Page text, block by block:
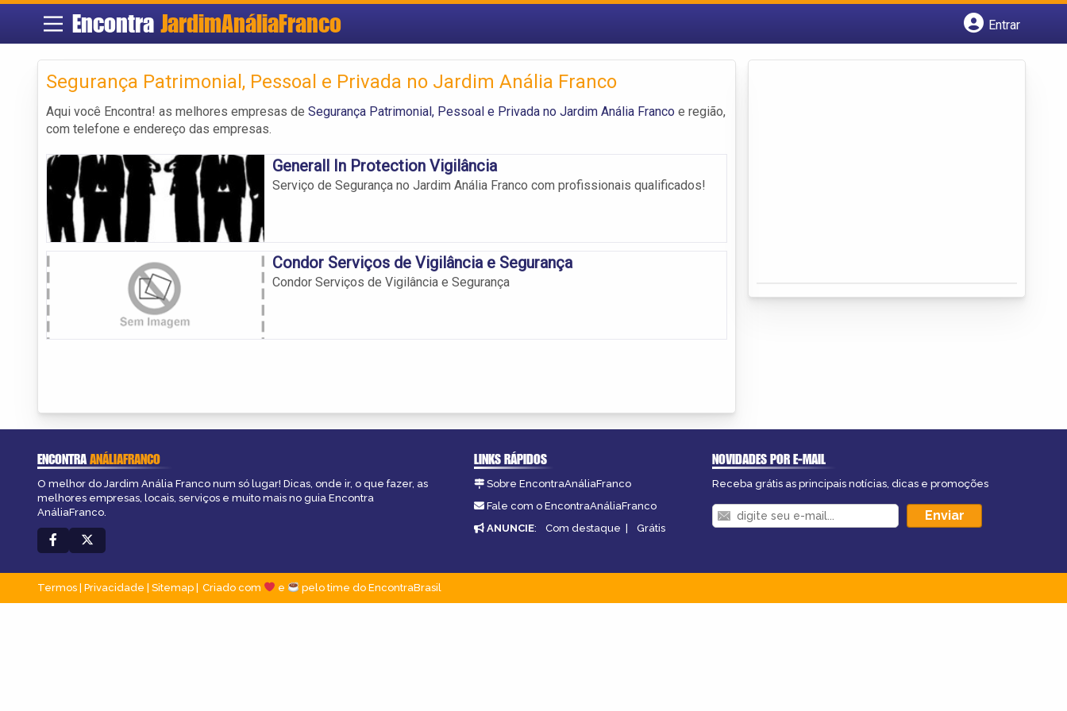
Encontra JardimAnáliaFranco
Entrar
Segurança Patrimonial, Pessoal e Privada no Jardim Anália Franco
Aqui você Encontra! as melhores empresas de Segurança Patrimonial, Pessoal e Privada no Jardim Anália Franco e região,
com telefone e endereço das empresas.
Generall In Protection Vigilância
Serviço de Segurança no Jardim Anália Franco com profissionais qualificados!
Condor Serviços de Vigilância e Segurança
Condor Serviços de Vigilância e Segurança
ENCONTRAANÁLIAFRANCO
O melhor do Jardim Anália Franco num só lugar! Dicas, onde ir, o que fazer, as
melhores empresas, locais, serviços e muito mais no guia Encontra
AnáliaFranco.
LINKS RÁPIDOS
Sobre EncontraAnáliaFranco
Fale com o EncontraAnáliaFranco
ANUNCIE: Com destaque | Grátis
NOVIDADES POR E-MAIL
Receba grátis as principais notícias, dicas e promoções
Termos | Privacidade | Sitemap Criado com e pelo time do EncontraBrasil